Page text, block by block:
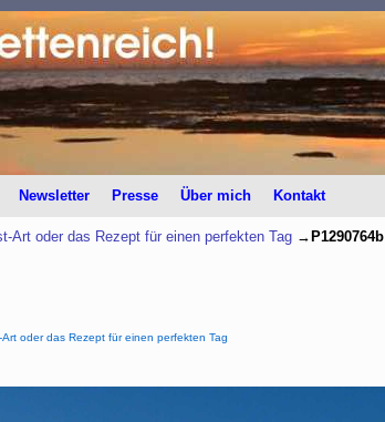
Newsletter Presse Über mich Kontakt
Art oder das Rezept für einen perfekten Tag → P1290764b
oder das Rezept für einen perfekten Tag